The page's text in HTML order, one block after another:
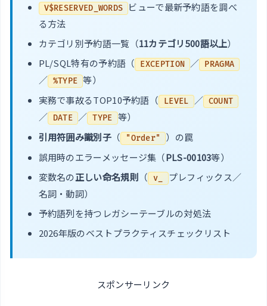
V$RESERVED_WORDS
ビューで最新予約語を調べ
る方法
カテゴリ別予約語一覧（11カテゴリ500語以上）
PL/SQL特有の予約語（ EXCEPTION ／ PRAGMA
／ %TYPE 等）
実務で事故るTOP10予約語（
LEVEL ／ COUNT
／ DATE ／ TYPE 等）
引用符囲み識別子（ "Order"
）の罠
誤用時のエラーメッセージ集（PLS-00103等）
変数名の正しい命名規則 （ v_
プレフィックス／
名詞・動詞）
予約語列を持つレガシーテーブルの対処法
2026年版のベストプラクティスチェックリスト
スポンサーリンク